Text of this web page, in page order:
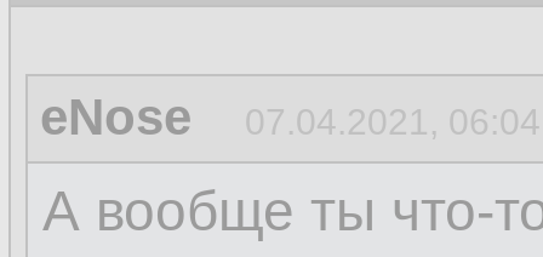
eNose 07.04.2021, 06:04
А вообще ты что-